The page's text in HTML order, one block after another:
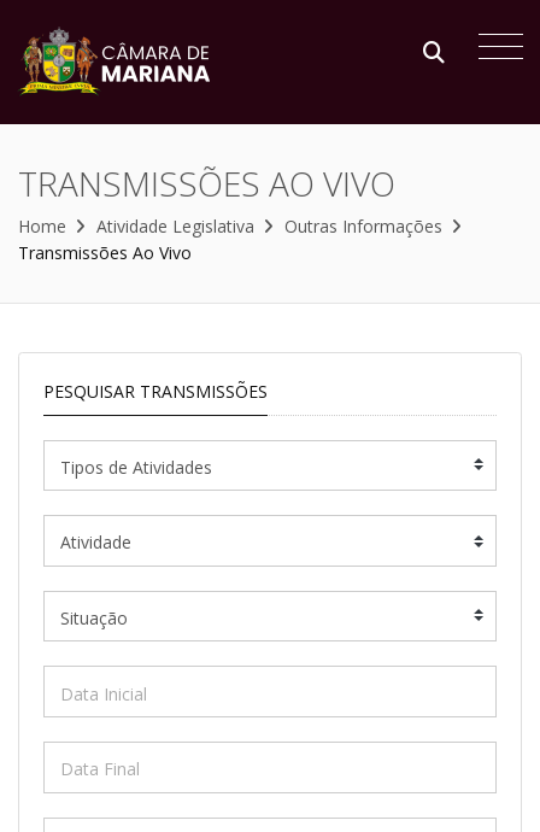
TRANSMISSÕES AO VIVO
Home Atividade Legislativa
Outras Informações
Transmissões Ao Vivo
PESQUISAR TRANSMISSÕES